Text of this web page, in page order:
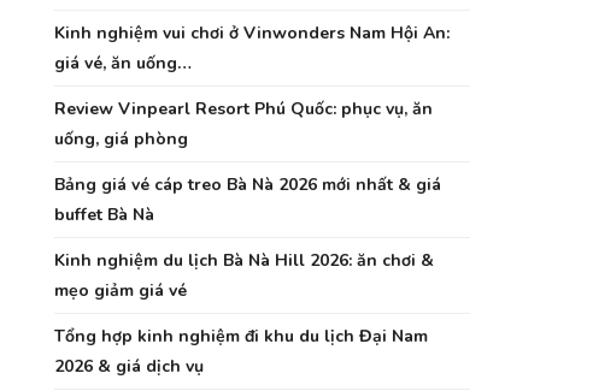
Kinh nghiệm vui chơi ở Vinwonders Nam Hội An:
giá vé, ăn uống…
Review Vinpearl Resort Phú Quốc: phục vụ, ăn
uống, giá phòng
Bảng giá vé cáp treo Bà Nà 2026 mới nhất & giá
buffet Bà Nà
Kinh nghiệm du lịch Bà Nà Hill 2026: ăn chơi &
mẹo giảm giá vé
Tổng hợp kinh nghiệm đi khu du lịch Đại Nam
2026 & giá dịch vụ